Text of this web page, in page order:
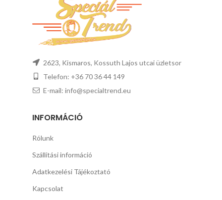
2623, Kismaros, Kossuth Lajos utcai üzletsor
Telefon: +36 70 36 44 149
E-mail: info@specialtrend.eu
INFORMÁCIÓ
Rólunk
Szállítási információ
Adatkezelési Tájékoztató
Kapcsolat